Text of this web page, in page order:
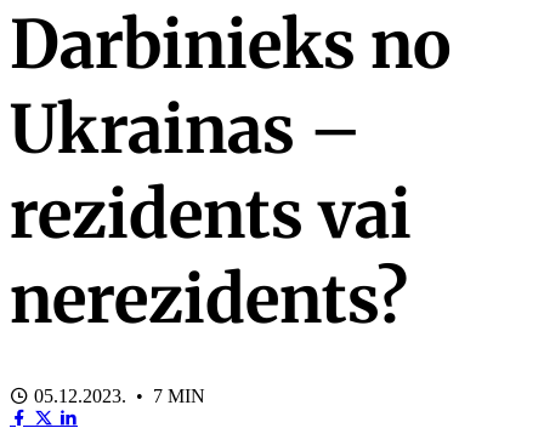
Darbinieks no
Ukrainas –
rezidents vai
nerezidents?
05.12.2023. • 7 MIN